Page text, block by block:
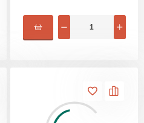
панели
Baswool